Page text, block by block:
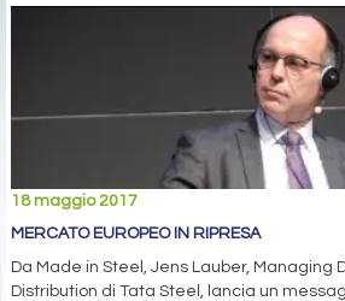
18 maggio 2017
MERCATO EUROPEO IN RIPRESA
Da Made in Steel, Jens Lauber, Managing
Distribution di Tata Steel, lancia un